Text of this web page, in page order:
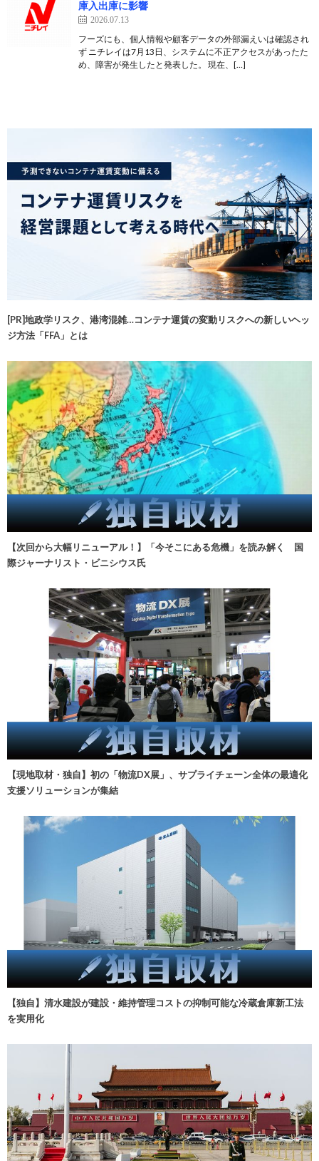
庫入出庫に影響
2026.07.13
フーズにも、個人情報や顧客データの外部漏えいは確認され
ず ニチレイは7月13日、システムに不正アクセスがあったた
め、障害が発生したと発表した。 現在、[…]
[PR]地政学リスク、港湾混雑…コンテナ運賃の変動リスクへの新しいヘッ
ジ方法「FFA」とは
【次回から大幅リニューアル！】「今そこにある危機」を読み解く 国
際ジャーナリスト・ビニシウス氏
【現地取材・独自】初の「物流DX展」、サプライチェーン全体の最適化
支援ソリューションが集結
【独自】清水建設が建設・維持管理コストの抑制可能な冷蔵倉庫新工法
を実用化